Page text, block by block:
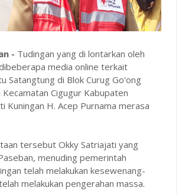
- Tudingan yang di lontarkan oleh
media online terkait
Satangtung di Blok Curug Go'ong
Kecamatan Cigugur Kabupaten
Kuningan H. Acep Purnama merasa
tersebut Okky Satriajati yang
menuding pemerintah
telah melakukan kesewenang-
melakukan pengerahan massa.